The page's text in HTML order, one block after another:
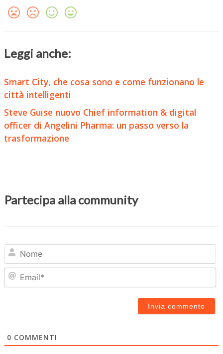
Leggi anche:
Smart City, che cosa sono e come funzionano le
città intelligenti
Steve Guise nuovo Chief information & digital
officer di Angelini Pharma: un passo verso la
trasformazione
Partecipa alla community
0 COMMENTI